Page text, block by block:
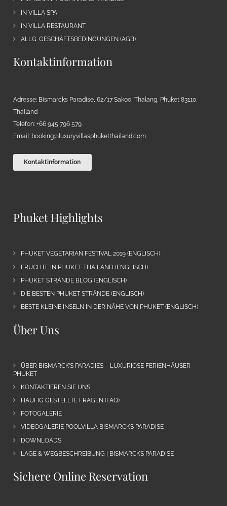
IN VILLA SPA
IN VILLA RESTAURANT
ALLG. GESCHÄFTSBEDINGUNGEN (AGB)
Kontaktinformation
Adresse: Bismarcks Paradise, 62/17 Sakoo, Thalang, Phuket 83110,
Thailand
Telefon: +66 945 796 579
Email: booking@luxuryvillasphuketthailand.com
Kontaktinformation
Phuket Highlights
PHUKET VEGETARIAN FESTIVAL 2019 (ENGLISCH)
FRÜCHTE IN PHUKET THAILAND (ENGLISCH)
PHUKET STRÄNDE BLOG (ENGLISCH)
DIE BESTEN PHUKET STRÄNDE (ENGLISCH)
BESTE KLEINE INSELN IN DER NÄHE VON PHUKET (ENGLISCH)
Über Uns
ÜBER BISMARCK’S PARADIES – LUXURIÖSE FERIENHÄUSER
PHUKET
KONTAKTIEREN SIE UNS
HÄUFIG GESTELLTE FRAGEN (FAQ)
FOTOGALERIE
VIDEOGALERIE POOLVILLA BISMARCKS PARADISE
DOWNLOADS
LAGE & WEGBESCHREIBUNG | BISMARCKS PARADISE
Sichere Online Reservation